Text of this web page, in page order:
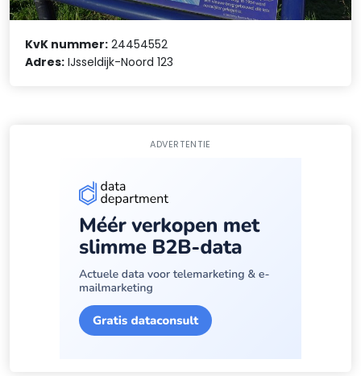
KvK nummer: 24454552
Adres: IJsseldijk-Noord 123
ADVERTENTIE